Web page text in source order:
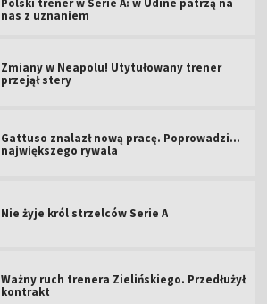
nas z uznaniem
Zmiany w Neapolu! Utytułowany trener
przejął stery
Gattuso znalazł nową pracę. Poprowadzi...
największego rywala
Nie żyje król strzelców Serie A
Ważny ruch trenera Zielińskiego. Przedłużył
kontrakt